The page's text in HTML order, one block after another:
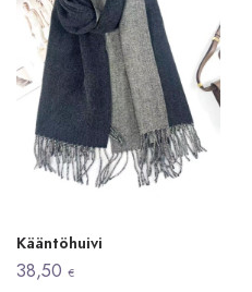
Kääntöhuivi
38,50 €